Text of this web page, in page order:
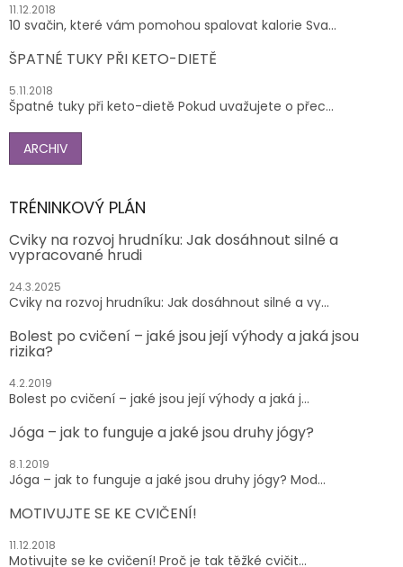
11.12.2018
10 svačin, které vám pomohou spalovat kalorie Sva...
ŠPATNÉ TUKY PŘI KETO-DIETĚ
5.11.2018
Špatné tuky při keto-dietě Pokud uvažujete o přec...
ARCHIV
TRÉNINKOVÝ PLÁN
Cviky na rozvoj hrudníku: Jak dosáhnout silné a
vypracované hrudi
24.3.2025
Cviky na rozvoj hrudníku: Jak dosáhnout silné a vy...
Bolest po cvičení – jaké jsou její výhody a jaká jsou
rizika?
4.2.2019
Bolest po cvičení – jaké jsou její výhody a jaká j...
Jóga – jak to funguje a jaké jsou druhy jógy?
8.1.2019
Jóga – jak to funguje a jaké jsou druhy jógy? Mod...
MOTIVUJTE SE KE CVIČENÍ!
11.12.2018
Motivujte se ke cvičení! Proč je tak těžké cvičit...